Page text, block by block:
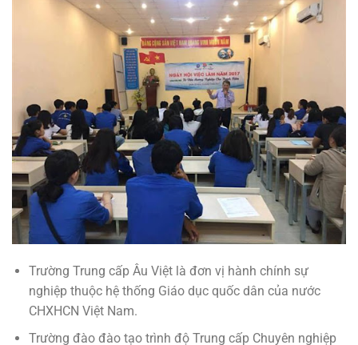
Trường Trung cấp Âu Việt là đơn vị hành chính sự
nghiệp thuộc hệ thống Giáo dục quốc dân của nước
CHXHCN Việt Nam.
Trường đào đào tạo trình độ Trung cấp Chuyên nghiệp